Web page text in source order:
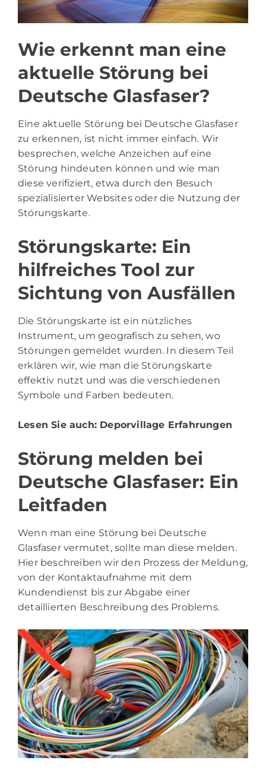
Wie erkennt man eine
aktuelle Störung bei
Deutsche Glasfaser?
Eine aktuelle Störung bei Deutsche Glasfaser
zu erkennen, ist nicht immer einfach. Wir
besprechen, welche Anzeichen auf eine
Störung hindeuten können und wie man
diese verifiziert, etwa durch den Besuch
spezialisierter Websites oder die Nutzung der
Störungskarte.
Störungskarte: Ein
hilfreiches Tool zur
Sichtung von Ausfällen
Die Störungskarte ist ein nützliches
Instrument, um geografisch zu sehen, wo
Störungen gemeldet wurden. In diesem Teil
erklären wir, wie man die Störungskarte
effektiv nutzt und was die verschiedenen
Symbole und Farben bedeuten.
Lesen Sie auch: Deporvillage Erfahrungen
Störung melden bei
Deutsche Glasfaser: Ein
Leitfaden
Wenn man eine Störung bei Deutsche
Glasfaser vermutet, sollte man diese melden.
Hier beschreiben wir den Prozess der Meldung,
von der Kontaktaufnahme mit dem
Kundendienst bis zur Abgabe einer
detaillierten Beschreibung des Problems.